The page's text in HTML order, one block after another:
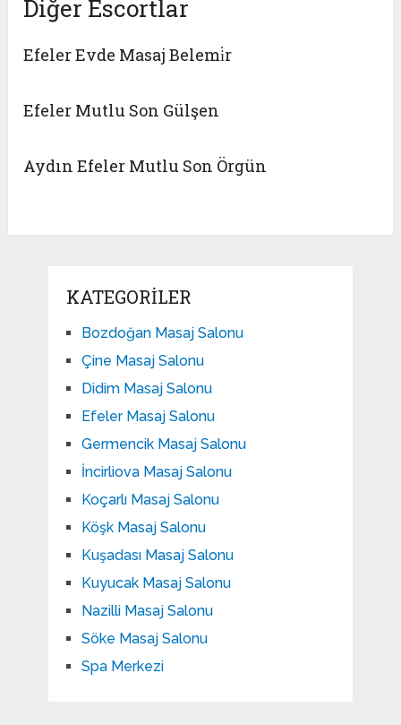
Diğer Escortlar
Efeler Evde Masaj Belemi̇r
Efeler Mutlu Son Gülşen
Aydın Efeler Mutlu Son Örgün
KATEGORILER
Bozdoğan Masaj Salonu
Çine Masaj Salonu
Didim Masaj Salonu
Efeler Masaj Salonu
Germencik Masaj Salonu
İncirliova Masaj Salonu
Koçarlı Masaj Salonu
Köşk Masaj Salonu
Kuşadası Masaj Salonu
Kuyucak Masaj Salonu
Nazilli Masaj Salonu
Söke Masaj Salonu
Spa Merkezi